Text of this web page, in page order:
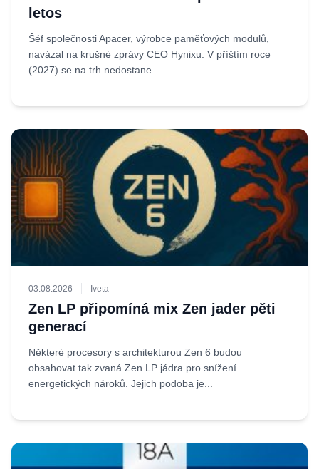
letos
Šéf společnosti Apacer, výrobce paměťových modulů,
navázal na krušné zprávy CEO Hynixu. V příštím roce
(2027) se na trh nedostane...
03.08.2026 Iveta
Zen LP připomíná mix Zen jader pěti
generací
Některé procesory s architekturou Zen 6 budou
obsahovat tak zvaná Zen LP jádra pro snížení
energetických nároků. Jejich podoba je...